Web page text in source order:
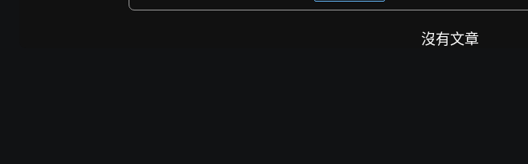
沒有文章